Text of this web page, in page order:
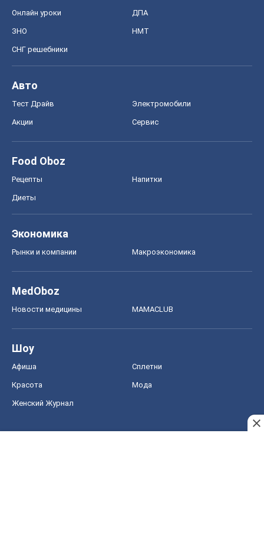
Онлайн уроки ДПА
ЗНО НМТ
СНГ решебники
Авто
Тест Драйв Электромобили
Акции Сервис
Food Oboz
Рецепты Напитки
Диеты
Экономика
Рынки и компании Mакроэкономика
MedOboz
Новости медицины MAMACLUB
Шоу
Афиша Сплетни
Красота Мода
Женский Журнал